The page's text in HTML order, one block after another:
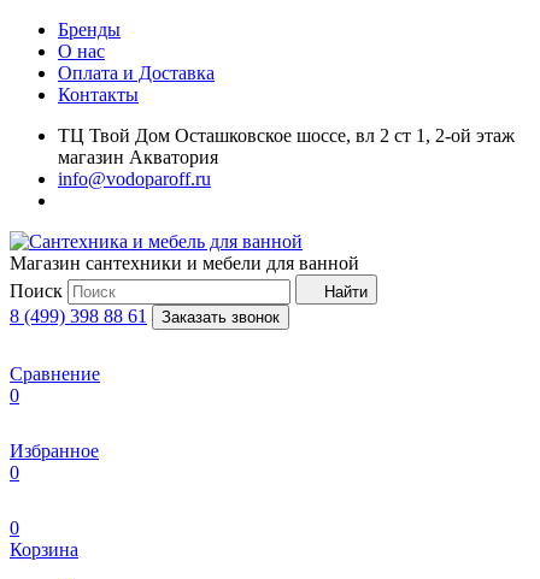
Бренды
О нас
Оплата и Доставка
Контакты
ТЦ Твой Дом Осташковское шоссе, вл 2 ст 1, 2-ой этаж
магазин Акватория
info@vodoparoff.ru
Магазин сантехники и мебели для ванной
Поиск
Найти
8 (499) 398 88 61 Заказать звонок
Сравнение
0
Избранное
0
0
Корзина